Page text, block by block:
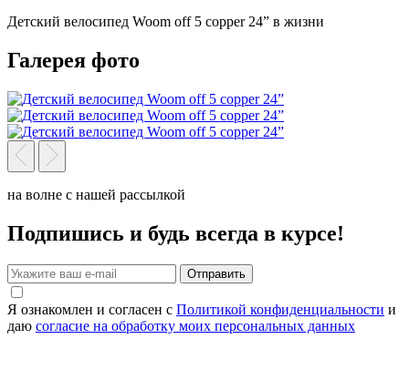
Детский велосипед Woom off 5 copper 24” в жизни
Галерея фото
на волне с нашей рассылкой
Подпишись и будь всегда в курсе!
Отправить
Я ознакомлен и согласен с Политикой конфиденциальности и
даю согласие на обработку моих персональных данных